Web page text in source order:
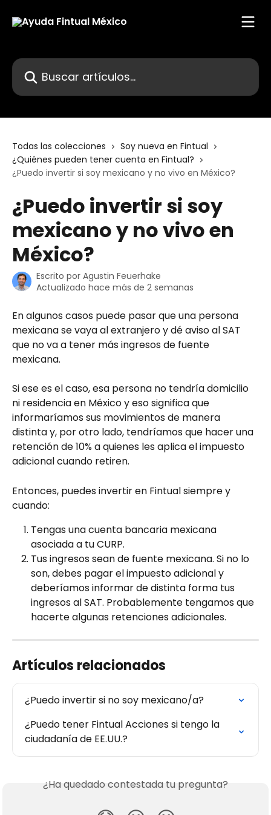
Buscar artículos...
Todas las colecciones
Soy nueva en Fintual
¿Quiénes pueden tener cuenta en Fintual?
¿Puedo invertir si soy mexicano y no vivo en México?
¿Puedo invertir si soy
mexicano y no vivo en
México?
Escrito por Agustin Feuerhake
Actualizado hace más de 2 semanas
En algunos casos puede pasar que una persona
mexicana se vaya al extranjero y dé aviso al SAT
que no va a tener más ingresos de fuente
mexicana.
Si ese es el caso, esa persona no tendría domicilio
ni residencia en México y eso significa que
informaríamos sus movimientos de manera
distinta y, por otro lado, tendríamos que hacer una
retención de 10% a quienes les aplica el impuesto
adicional cuando retiren.
Entonces, puedes invertir en Fintual siempre y
cuando:
Tengas una cuenta bancaria mexicana
asociada a tu CURP.
Tus ingresos sean de fuente mexicana. Si no lo
son, debes pagar el impuesto adicional y
deberíamos informar de distinta forma tus
ingresos al SAT. Probablemente tengamos que
hacerte algunas retenciones adicionales.
Artículos relacionados
¿Puedo invertir si no soy mexicano/a?
¿Puedo tener Fintual Acciones si tengo la
ciudadanía de EE.UU.?
¿Ha quedado contestada tu pregunta?